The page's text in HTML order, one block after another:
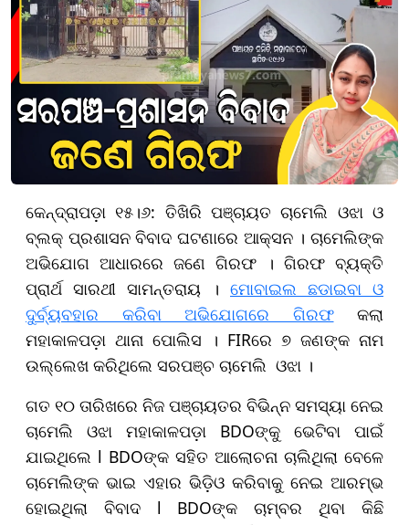
କେନ୍ଦ୍ରାପଡ଼ା ୧୫।୬: ତିଖିରି ପଞ୍ଚାୟତ ଚାମେଲି ଓଝା ଓ
ବ୍ଲକ୍ ପ୍ରଶାସନ ବିବାଦ ଘଟଣାରେ ଆକ୍ସନ । ଚାମେଲିଙ୍କ
ଅଭିଯୋଗ ଆଧାରରେ ଜଣେ ଗିରଫ । ଗିରଫ ବ୍ୟକ୍ତି
ପ୍ରାର୍ଥ ସାରଥୀ ସାମନ୍ତରାୟ । ମୋବାଇଲ ଛଡାଇବା ଓ
ଦୁର୍ବ୍ୟବହାର କରିବା ଅଭିଯୋଗରେ ଗିରଫକଲା
ମହାକାଳପଡ଼ା ଥାନା ପୋଲିସ । FIRରେ ୭ ଜଣଙ୍କ ନାମ
ଉଲ୍ଲେଖ କରିଥିଲେ ସରପଞ୍ଚ ଚାମେଲି ଓଝା ।
ଗତ ୧୦ ତାରିଖରେ ନିଜ ପଞ୍ଚାୟତର ବିଭିନ୍ନ ସମସ୍ୟା ନେଇ
ଚାମେଲି ଓଝା ମହାକାଳପଡ଼ା BDOଙ୍କୁ ଭେଟିବା ପାଇଁ
ଯାଇଥିଲେ l BDOଙ୍କ ସହିତ ଆଲୋଚନା ଚାଲିଥିଲା ବେଳେ
ଚାମେଲିଙ୍କ ଭାଇ ଏହାର ଭିଡ଼ିଓ କରିବାକୁ ନେଇ ଆରମ୍ଭ
ହୋଇଥିଲା ବିବାଦ l BDOଙ୍କ ଚାମ୍ବର ଥିବା କିଛି